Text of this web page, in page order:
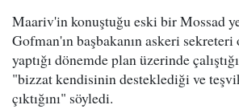
Maariv'in konuştuğu eski bir Mossad
Gofman'ın başbakanın askeri
yaptığı dönemde plan üzerinde
"bizzat kendisinin desteklediği ve
çıktığını" söyledi.